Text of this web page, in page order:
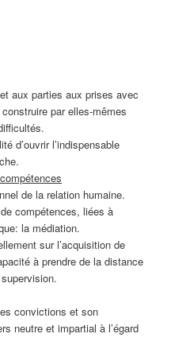
aux parties aux prises avec
par elles-mêmes
d’ouvrir l’indispensable
de la relation humaine.
compétences, liées à
la médiation.
sur l’acquisition de
à prendre de la distance
convictions et son
neutre et impartial à l’égard